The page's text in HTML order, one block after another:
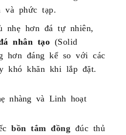
và phức tạp.
nhẹ hơn đá tự nhiên,
nhân tạo (Solid
hơn đáng kể so với các
khó khăn khi lắp đặt.
nhàng và Linh hoạt
bồn tắm đồng đúc thủ